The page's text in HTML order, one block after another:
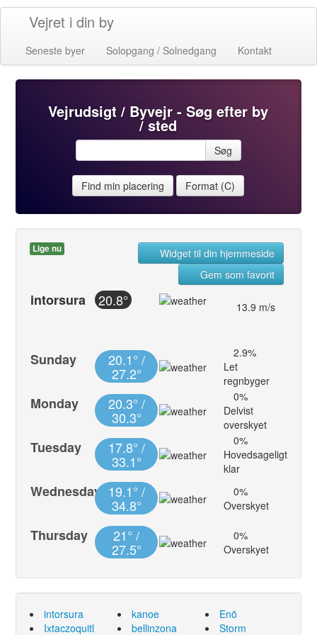
Vejret i din by
Seneste byer Solopgang / Solnedgang Kontakt
Vejrudsigt / Byvejr - Søg efter by
/ sted
Søg
Find min placering Format (C)
Lige nu
Widget til din hjemmeside
Gem som favorit
intorsura 20.8° 13.9 m/s
Sunday 20.1° /
27.2°
2.9%
Let
regnbyger
Monday 20.3° /
30.3°
0%
Delvist
overskyet
Tuesday 17.8° /
33.1°
0%
Hovedsageligt
klar
Wednesday 19.1° /
34.8°
0%
Overskyet
Thursday 21° /
27.5°
0%
Overskyet
intorsura
Ixtaczoquitl
kanoe
bellinzona
Enö
Storm